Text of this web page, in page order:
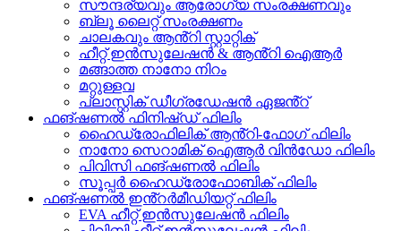
സൗന്ദര്യവും ആരോഗ്യ സംരക്ഷണവും
ബ്ലൂ ലൈറ്റ് സംരക്ഷണം
ചാലകവും ആൻ്റി സ്റ്റാറ്റിക്
ഹീറ്റ് ഇൻസുലേഷൻ & ആൻ്റി ഐആർ
മങ്ങാത്ത നാനോ നിറം
മറ്റുള്ളവ
പ്ലാസ്റ്റിക് ഡീഗ്രഡേഷൻ ഏജൻ്റ്
ഫങ്ഷണൽ ഫിനിഷ്ഡ് ഫിലിം
ഹൈഡ്രോഫിലിക് ആൻ്റി-ഫോഗ് ഫിലിം
നാനോ സെറാമിക് ഐആർ വിൻഡോ ഫിലിം
പിവിസി ഫങ്ഷണൽ ഫിലിം
സൂപ്പർ ഹൈഡ്രോഫോബിക് ഫിലിം
ഫങ്ഷണൽ ഇൻ്റർമീഡിയറ്റ് ഫിലിം
EVA ഹീറ്റ് ഇൻസുലേഷൻ ഫിലിം